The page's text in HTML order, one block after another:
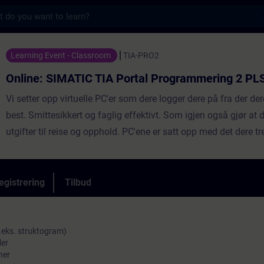
TIA Portal Programmering 2 PLS -
Learning Event - Classroom TIA-PRO2
Online: SIMATIC TIA Portal Programmering 2
Vi setter opp virtuelle PC'er som dere logger dere på fra der
best. Smittesikkert og faglig effektivt. Som igjen også gjør at
utgifter til reise og opphold. PC'ene er satt opp med det dere
(den blir bare gjennomgått og demonstrert) er alt helt likt som
klasseromskursene våre: Du kan utvide din teroretiske
SIMATIC-S7-1500 automasjonssystem, ET200SP distibuert I/
TP700 og en liten model av et transportbånd.
Tilbud
struktogram)